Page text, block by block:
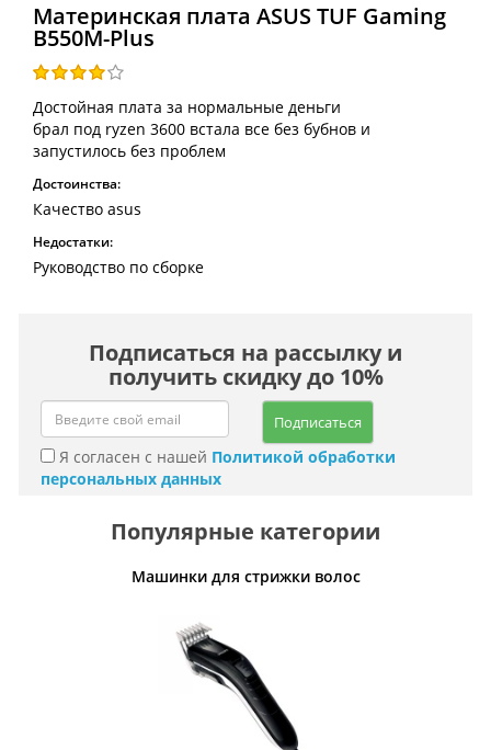
Материнская плата ASUS TUF Gaming
B550M-Plus
Достойная плата за нормальные деньги
брал под ryzen 3600 встала все без бубнов и
запустилось без проблем
Достоинства:
Качество asus
Недостатки:
Руководство по сборке
Подписаться на рассылку и
получить скидку до 10%
Подписаться
Я согласен с нашей Политикой обработки
персональных данных
Популярные категории
Машинки для стрижки волос